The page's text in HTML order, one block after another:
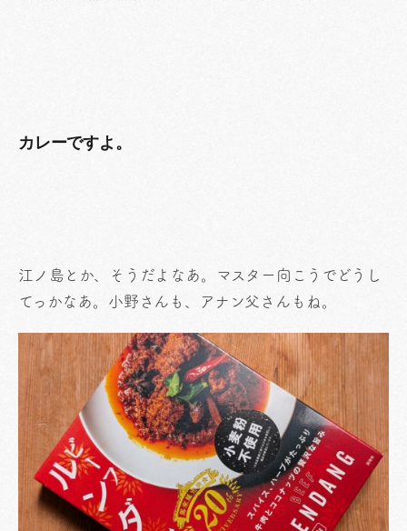
カレーですよ。
江ノ島とか、そうだよなあ。マスター向こうでどうし
てっかなあ。小野さんも、アナン父さんもね。